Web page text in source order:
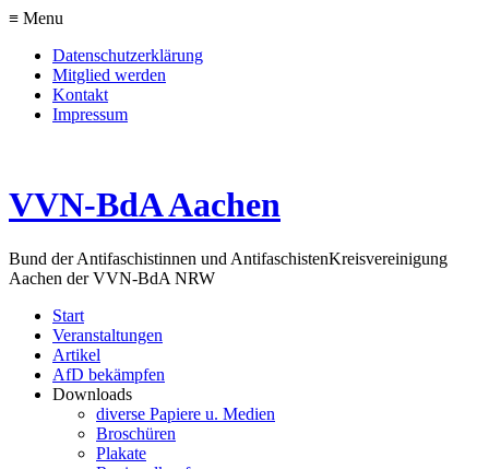
≡ Menu
Datenschutzerklärung
Mitglied werden
Kontakt
Impressum
VVN-BdA Aachen
Bund der Antifaschistinnen und AntifaschistenKreisvereinigung
Aachen der VVN-BdA NRW
Start
Veranstaltungen
Artikel
AfD bekämpfen
Downloads
diverse Papiere u. Medien
Broschüren
Plakate